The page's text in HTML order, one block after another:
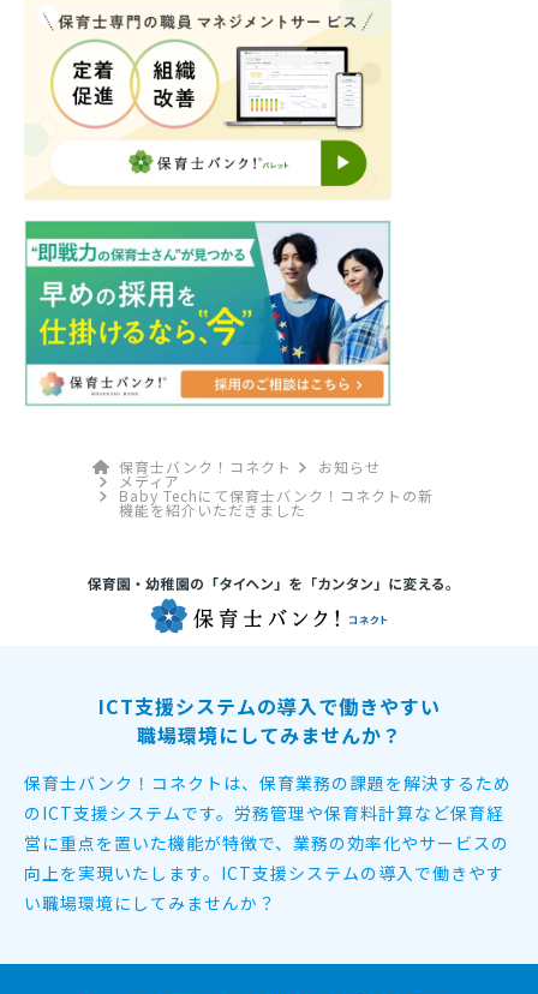
保育士バンク！コネクト お知らせ
メディア
Baby Techにて保育士バンク！コネクトの新
機能を紹介いただきました
ICT支援システムの導入で働きやすい
職場環境にしてみませんか？
保育士バンク！コネクトは、保育業務の課題を解決するため
のICT支援システムです。 労務管理や保育料計算など保育経
営に重点を置いた機能が特徴で、 業務の効率化やサービスの
向上を実現いたします。 ICT支援システムの導入で働きやす
い職場環境にしてみませんか？